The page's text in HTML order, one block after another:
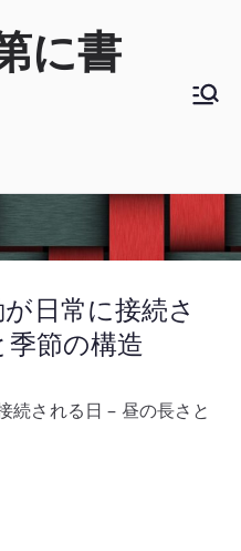
に書
日常に接続さ
節の構造
続される日 – 昼の長さと